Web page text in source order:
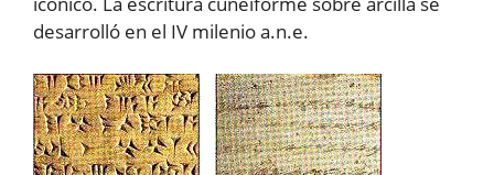
desarrolló en el IV milenio a.n.e.